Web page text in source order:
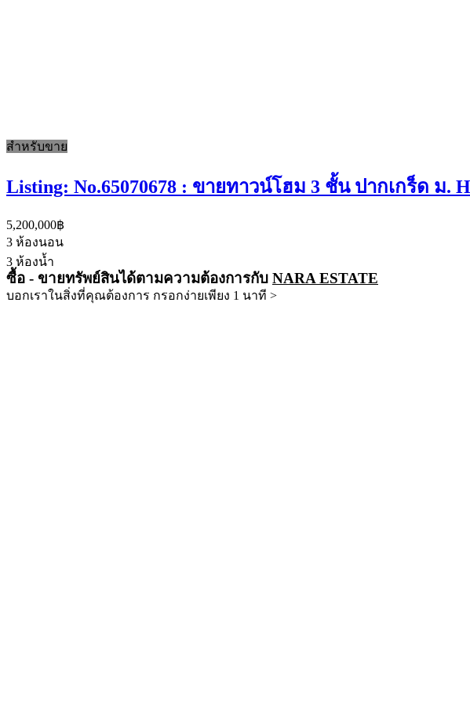
สำหรับขาย
Listing: No.65070678 : ขายทาวน์โฮม 3 ชั้น ปากเกร็ด ม.
5,200,000฿
3 ห้องนอน
3 ห้องน้ำ
ซื้อ - ขายทรัพย์สินได้ตามความต้องการกับ NARA ESTATE
บอกเราในสิ่งที่คุณต้องการ กรอกง่ายเพียง 1 นาที >